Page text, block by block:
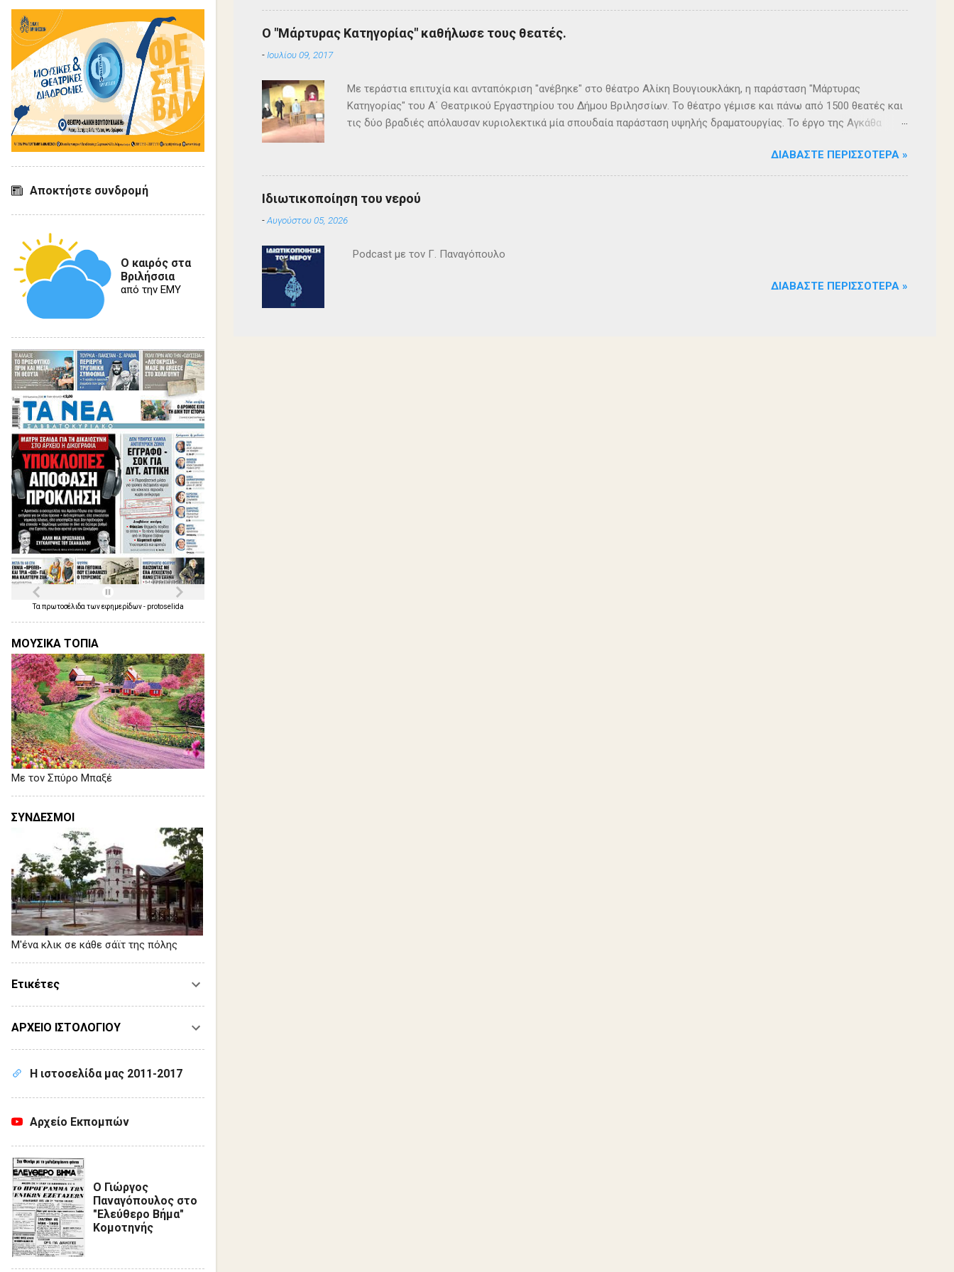
Ο "Μάρτυρας Κατηγορίας" καθήλωσε τους θεατές.
- Ιουλίου 09, 2017
Με τεράστια επιτυχία και ανταπόκριση "ανέβηκε" στο θέατρο Αλίκη Βουγιουκλάκη, η παράσταση "Μάρτυρας
Κατηγορίας" του Α΄ Θεατρικού Εργαστηρίου του Δήμου Βριλησσίων. Το θέατρο γέμισε και πάνω από 1500 θεατές και
τις δύο βραδιές απόλαυσαν κυριολεκτικά μία σπουδαία παράσταση υψηλής δραματουργίας. Το έργο της Αγκάθα
ανατροπές και ένα μοναδικό φινάλε που απαντά σε όλα τα ερωτήματα, σημάδεψαν όλους όσους παρακολούθησαν το
έργο και τους έμειναν ανεξίτηλα στη μνήμη τους. Επρόκειτο για μία αναμφισβήτητα δυνατή παράσταση. Με τη
σπουδαία σκηνοθεσία της Τώνιας Σταυροπούλου που επί μακρά σειρά ετών είναι υπεύθυνη του Α΄ Δημοτικού
Θεατρικού Εργαστηρίου. Εξαιρετικές ερμηνείες κατέθεσαν οι ηθοποιοί: Αλέξανδρος Γεωργίου, Αλέξανδρος
Θεοδόσης, Άννα Αλεξανδράκη, Γιάννης Καρτερός, Δήμητρα Χίου, Ευριπίδης Τσαούσογλου, Θοδωρής Σκληρός ,
ΔΙΑΒΆΣΤΕ ΠΕΡΙΣΣΌΤΕΡΑ »
Ιδιωτικοποίηση του νερού
-Αυγούστου 05, 2026
Podcast με τον Γ. Παναγόπουλο
ΔΙΑΒΆΣΤΕ ΠΕΡΙΣΣΌΤΕΡΑ »
Αποκτήστε συνδρομή
Ο καιρός στα
Βριλήσσια
από την ΕΜΥ
Τα πρωτοσέλιδα τωνεφημερίδων- protoselida
ΜΟΥΣΙΚΑ ΤΟΠΙΑ
Με τον Σπύρο Μπαξέ
ΣΥΝΔΕΣΜΟΙ
Μ'ένα κλικ σε κάθε σάϊτ της πόλης
Ετικέτες
ΑΡΧΕΙΟ ΙΣΤΟΛΟΓΙΟΥ
Η ιστοσελίδα μας 2011-2017
Αρχείο Εκπομπών
Ο Γιώργος
Παναγόπουλος στο
"Ελεύθερο Βήμα"
Κομοτηνής